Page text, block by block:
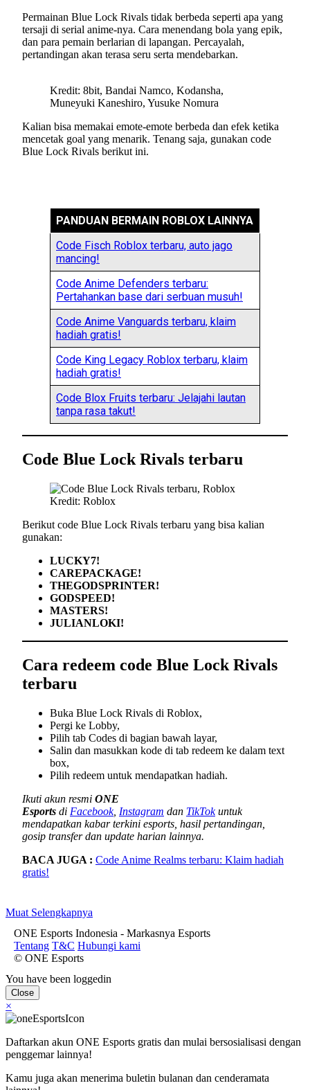
Permainan Blue Lock Rivals tidak berbeda seperti apa yang
tersaji di serial anime-nya. Cara menendang bola yang epik,
dan para pemain berlarian di lapangan. Percayalah,
pertandingan akan terasa seru serta mendebarkan.
Kredit: 8bit, Bandai Namco, Kodansha,
Muneyuki Kaneshiro, Yusuke Nomura
Kalian bisa memakai emote-emote berbeda dan efek ketika
mencetak goal yang menarik. Tenang saja, gunakan code
Blue Lock Rivals berikut ini.
PANDUAN BERMAIN ROBLOX LAINNYA
Code Fisch Roblox terbaru, auto jago
mancing!
Code Anime Defenders terbaru:
Pertahankan base dari serbuan musuh!
Code Anime Vanguards terbaru, klaim
hadiah gratis!
Code King Legacy Roblox terbaru, klaim
hadiah gratis!
Code Blox Fruits terbaru: Jelajahi lautan
tanpa rasa takut!
Code Blue Lock Rivals terbaru
Kredit: Roblox
Berikut code Blue Lock Rivals terbaru yang bisa kalian
gunakan:
LUCKY7!
CAREPACKAGE!
THEGODSPRINTER!
GODSPEED!
MASTERS!
JULIANLOKI!
Cara redeem code Blue Lock Rivals
terbaru
Buka Blue Lock Rivals di Roblox,
Pergi ke Lobby,
Pilih tab Codes di bagian bawah layar,
Salin dan masukkan kode di tab redeem ke dalam text
box,
Pilih redeem untuk mendapatkan hadiah.
Ikuti akun resmi ONE
Esports di Facebook, Instagram dan TikTokuntuk
mendapatkan kabar terkini esports, hasil pertandingan,
gosip transfer dan update harian lainnya.
BACA JUGA : Code Anime Realms terbaru: Klaim hadiah
gratis!
Muat Selengkapnya
ONE Esports Indonesia - Markasnya Esports
Tentang T&C Hubungi kami
© ONE Esports
You have been loggedin
Close
×
Daftarkan akun ONE Esports gratis dan mulai bersosialisasi dengan
penggemar lainnya!
Kamu juga akan menerima buletin bulanan dan cenderamata